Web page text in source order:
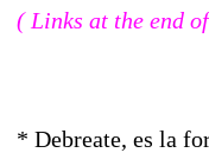
( Links at the end
* Debreate, es la